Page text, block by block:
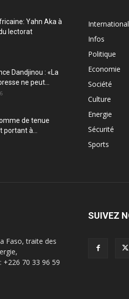
Yahn Aka à
lectorat
Dandjinou : «La
ne peut...
de tenue
à...
International
Infos
Politique
Economie
Société
Culture
Energie
Sécurité
Sports
Faso, traite des
+226 70 33 96 59
SUIVEZ